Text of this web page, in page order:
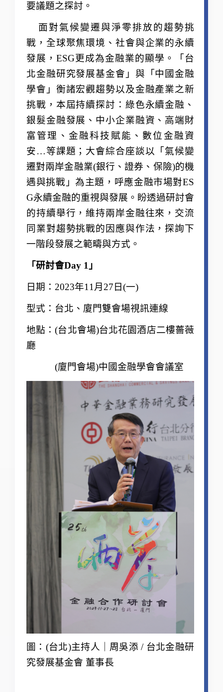
要議題之探討。
面對氣候變遷與淨零排放的趨勢挑
戰，全球聚焦環境、社會與企業的永續
發展，ESG更成為金融業的顯學。「台
北金融研究發展基金會」與「中國金融
學會」衡諸宏觀趨勢以及金融產業之新
挑戰，本屆持續探討：綠色永續金融、
銀髮金融發展、中小企業融資、高端財
富管理、金融科技賦能、數位金融資
安…等課題；大會綜合座談以「氣候變
遷對兩岸金融業(銀行、證券、保險)的機
遇與挑戰」為主題，呼應金融市場對ES
G永續金融的重視與發展。 盼透過研討會
的持續舉行，維持兩岸金融往來，交流
同業對趨勢挑戰的因應與作法，探詢下
一階段發展之範疇與方式。
「研討會Day 1」
日期：2023年11月27日(一)
型式：台北、廈門雙會場視訊連線
地點：(台北會場)台北花園酒店二樓薔薇
廳
(廈門會場)中國金融學會會議室
圖：(台北)主持人｜周吳添 / 台北金融研
究發展基金會 董事長